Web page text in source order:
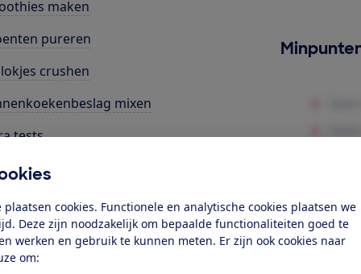
plaatsen cookies. Functionele en analytische cookies plaatsen we
Deze zijn noodzakelijk om bepaalde functionaliteiten goed te
werken en gebruik te kunnen meten. Er zijn ook cookies naar
om:
maken
pureren
crushen
mixen
tests
standby-stand